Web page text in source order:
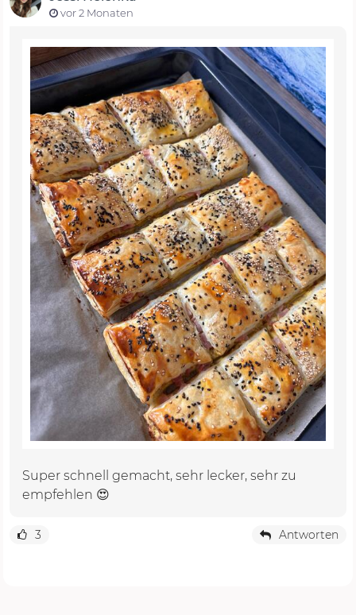
vor 2 Monaten
Super schnell gemacht, sehr lecker, sehr zu
empfehlen 😍
3 Antworten